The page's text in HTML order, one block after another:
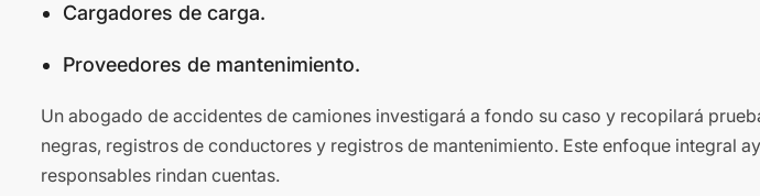
Cargadores de carga.
Proveedores de mantenimiento.
Un abogado de accidentes de camiones investigará a fondo su caso y recopilará
negras, registros de conductores y registros de mantenimiento. Este enfoque integral
responsables rindan cuentas.